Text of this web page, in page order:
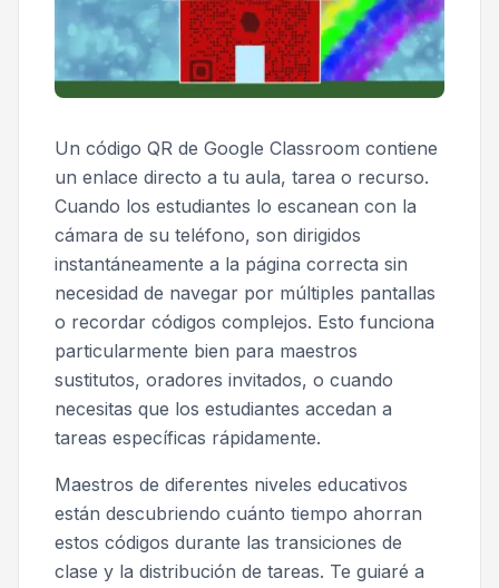
Un código QR de Google Classroom contiene
un enlace directo a tu aula, tarea o recurso.
Cuando los estudiantes lo escanean con la
cámara de su teléfono, son dirigidos
instantáneamente a la página correcta sin
necesidad de navegar por múltiples pantallas
o recordar códigos complejos. Esto funciona
particularmente bien para maestros
sustitutos, oradores invitados, o cuando
necesitas que los estudiantes accedan a
tareas específicas rápidamente.
Maestros de diferentes niveles educativos
están descubriendo cuánto tiempo ahorran
estos códigos durante las transiciones de
clase y la distribución de tareas. Te guiaré a